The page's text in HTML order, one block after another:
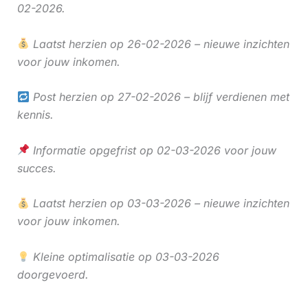
02-2026.
Laatst herzien op 26-02-2026 – nieuwe inzichten
voor jouw inkomen.
Post herzien op 27-02-2026 – blijf verdienen met
kennis.
Informatie opgefrist op 02-03-2026 voor jouw
succes.
Laatst herzien op 03-03-2026 – nieuwe inzichten
voor jouw inkomen.
Kleine optimalisatie op 03-03-2026
doorgevoerd.